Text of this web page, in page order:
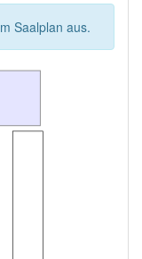
Saalplan aus.